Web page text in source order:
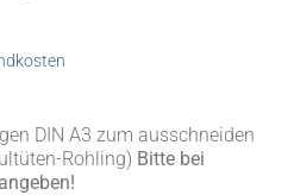
DIN A3 zum ausschneiden
Rohling) Bitte bei